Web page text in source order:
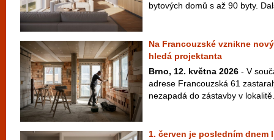
bytových domů s až 90 byty.
Na Francouzské vznikne
hledá projektanta
Brno, 12. května 2026 - V
adrese Francouzská 61
nezapadá do zástavby v
1. červen je posledním dnem